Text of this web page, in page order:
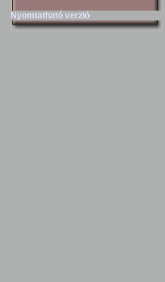
Nyomtatható verzió